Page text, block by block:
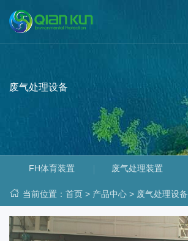
废气处理设备
FH体育装置 废气处理装置
当前位置： 首页 > 产品中心 > 废气处理设备